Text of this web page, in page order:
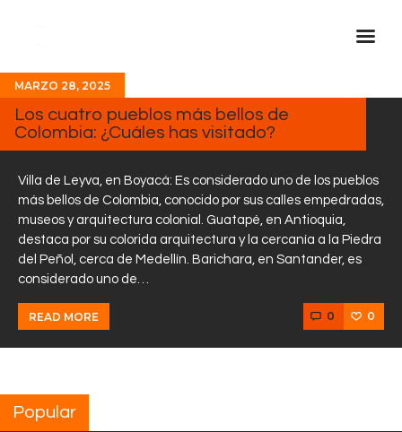
Inicio Real FM
Streaming
Descarga La APP
Programas
Noticias
Sobre Nosotros
Contactos
MARZO 28, 2025
Los cuatro pueblos más bellos de
Colombia: ¿Cuáles has visitado?
Villa de Leyva, en Boyacá: Es considerado uno de los pueblos
más bellos de Colombia, conocido por sus calles empedradas,
museos y arquitectura colonial. Guatapé, en Antioquia,
destaca por su colorida arquitectura y la cercanía a la Piedra
del Peñol, cerca de Medellín. Barichara, en Santander, es
considerado uno de…
READ MORE 0 0
Popular